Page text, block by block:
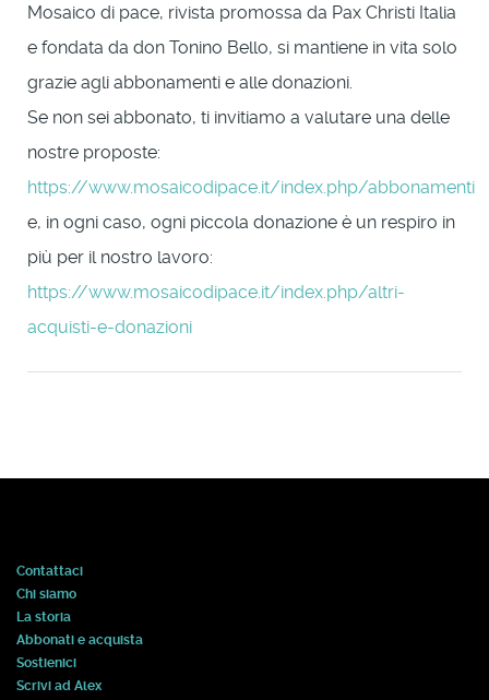
Mosaico di pace, rivista promossa da Pax Christi Italia
e fondata da don Tonino Bello, si mantiene in vita solo
grazie agli abbonamenti e alle donazioni.
Se non sei abbonato, ti invitiamo a valutare una delle
nostre proposte:
https://www.mosaicodipace.it/index.php/abbonamenti
e, in ogni caso, ogni piccola donazione è un respiro in
più per il nostro lavoro:
https://www.mosaicodipace.it/index.php/altri-
acquisti-e-donazioni
Contattaci
Chi siamo
La storia
Abbonati e acquista
Sostienici
Scrivi ad Alex